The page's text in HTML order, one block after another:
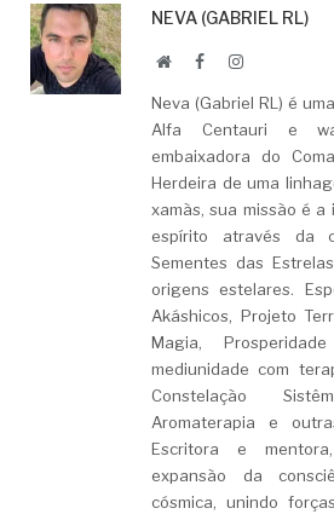
NEVA (GABRIEL RL)
WebsiteFacebookLinkedIn
Neva (Gabriel RL) é
Alfa Centauri e
embaixadora do
Herdeira de uma
xamãs, sua missão é
espírito através da
Sementes das
origens estelares.
Akáshicos, Projeto
Magia,
mediunidade com
Constelação
Aromaterapia e
Escritora e
expansão da
cósmica, unindo